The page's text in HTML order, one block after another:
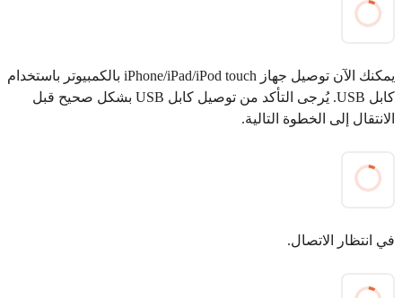
يمكنك الآن توصيل جهاز iPhone/iPad/iPod touch بالكمبيوتر باستخدام
كابل USB. يُرجى التأكد من توصيل كابل USB بشكل صحيح قبل
الانتقال إلى الخطوة التالية.
في انتظار الاتصال.